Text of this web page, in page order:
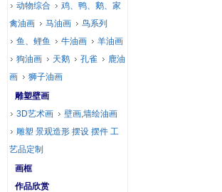
动物综合
鸡、鸭、鹅、家
禽油画
马油画
鸟系列
鱼、鲤鱼
牛油画
羊油画
狗油画
天鹅 孔雀
鹿油
画
狮子油画
雕塑壁画
3D艺术画
壁画,墙绘油画
雕塑 景观造形 摆设 摆件 工
艺品定制
画框
作品欣赏